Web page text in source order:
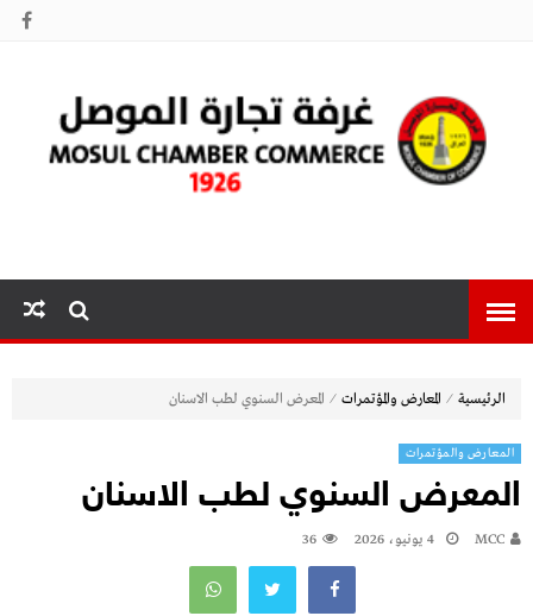
الموصل
الرئيسية ⁄ المعارض والمؤتمرات ⁄ المعرض السنوي لطب الاسنان
المعارض والمؤتمرات
المعرض السنوي لطب الاسنان
MCC 4 يونيو، 2026 36